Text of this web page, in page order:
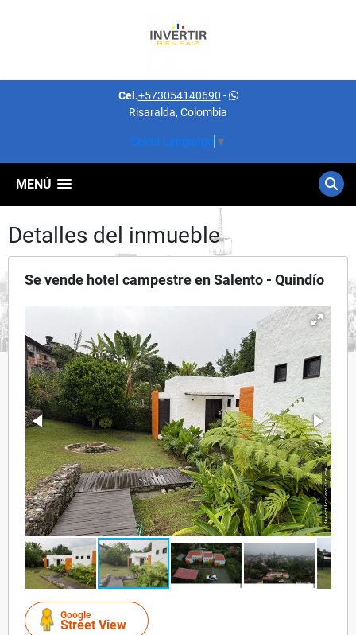
Cel.+573054140690 -
Risaralda, Colombia
Select Language ▼
MENÚ
Detalles del inmueble
Se vende hotel campestre en Salento - Quindío
Google
Street View